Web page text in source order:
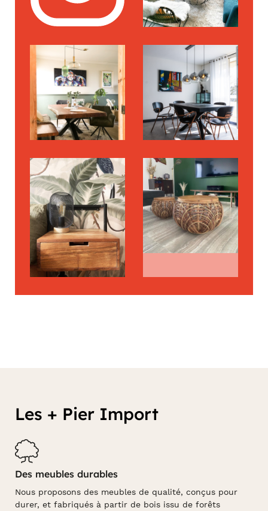
Les + Pier Import
Des meubles durables
Nous proposons des meubles de qualité, conçus pour
durer, et fabriqués à partir de bois issu de forêts